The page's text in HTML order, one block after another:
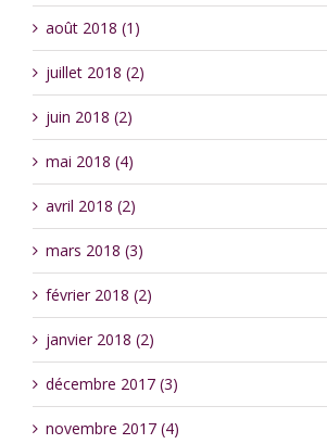
août 2018 (1)
juillet 2018 (2)
juin 2018 (2)
mai 2018 (4)
avril 2018 (2)
mars 2018 (3)
février 2018 (2)
janvier 2018 (2)
décembre 2017 (3)
novembre 2017 (4)